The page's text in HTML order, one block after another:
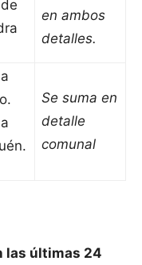
en ambos
detalles.
Se suma en
detalle
comunal
las últimas 24